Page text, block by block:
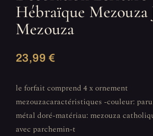
Hébraïque Mezouza
Mezouza
23,99 €
le forfait comprend 4 x ornement
mezouzacaractéristiques -couleur:
métal doré-matériau: mezouza
avec parchemin-t